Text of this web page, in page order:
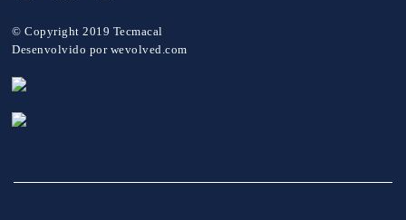
© Copyright 2019 Tecmacal
Desenvolvido por wevolved.com